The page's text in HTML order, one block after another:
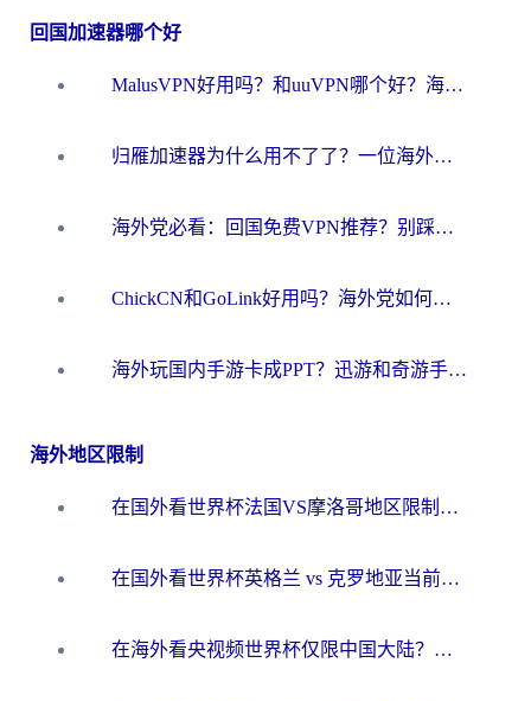
回国加速器哪个好
MalusVPN好用吗？和uuVPN哪个好？海外党无缝访问国内资源的真实对比与选择指南
归雁加速器为什么用不了了？一位海外游子的真实困惑与技术解答
海外党必看：回国免费VPN推荐？别踩坑！教你选对加速器无缝刷国内资源
ChickCN和GoLink好用吗？海外党如何选对回国加速器
海外玩国内手游卡成PPT？迅游和奇游手游哪个好？一篇讲透回国加速器怎么选
海外地区限制
在国外看世界杯法国VS摩洛哥地区限制？这篇指南让你流畅看中文解说无压力
在国外看世界杯英格兰 vs 克罗地亚当前地区不可播放？这篇指南帮你搞定所有海外观赛难题
在海外看央视频世界杯仅限中国大陆？这篇指南帮你解锁中文解说+无卡顿直播